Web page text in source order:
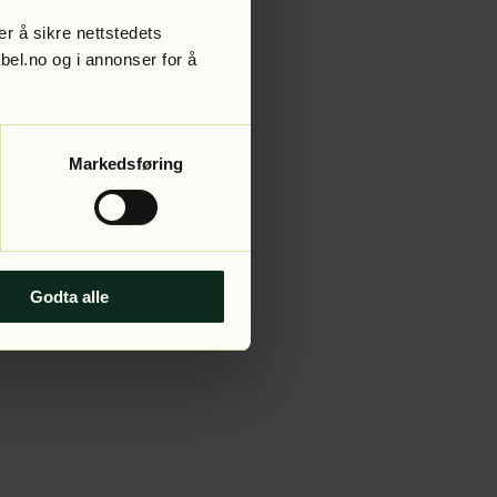
å sikre nettstedets
og i annonser for å
Markedsføring
Godta alle